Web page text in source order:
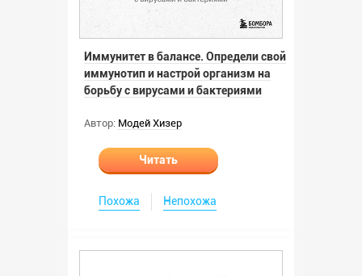
Иммунитет в балансе. Определи свой
иммунотип и настрой организм на
борьбу с вирусами и бактериями
Автор: Модей Хизер
Читать
Похожа Непохожа